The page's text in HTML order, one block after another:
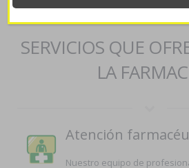
farmacia andorra
SERVICIOS QUE
LA
Atención
Nuestro equipo de